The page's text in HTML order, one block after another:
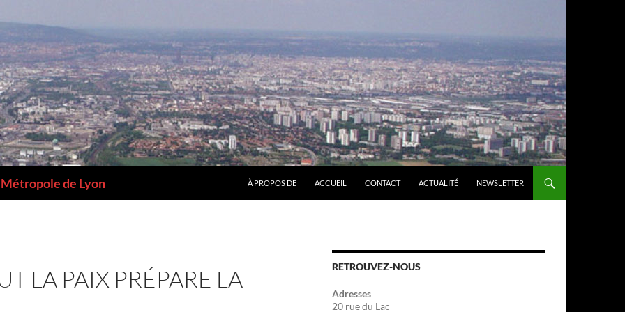
de Lyon À PROPOS DE ACCUEIL CONTACT ACTUALITÉ NEWSLETTER
LA PAIX PRÉPARE LA
RETROUVEZ-NOUS
Adresses
20 rue du Lac